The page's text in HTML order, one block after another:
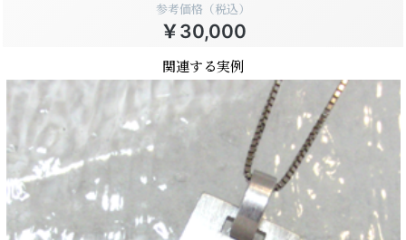
参考価格（税込）
￥30,000
関連する実例